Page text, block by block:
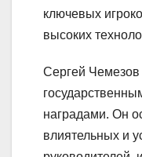
ключевых
высоких
Сергей
наградами. Он
влиятельных и